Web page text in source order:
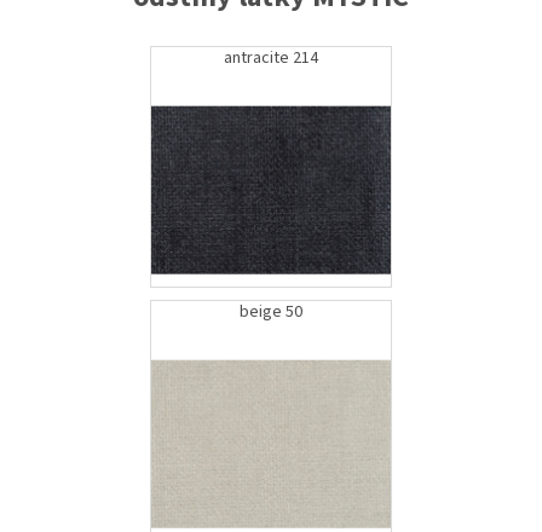
antracite 214
beige 50